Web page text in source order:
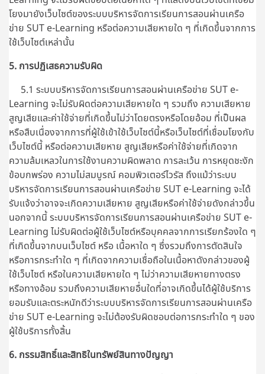
โยงมายังเว็บไซต์ของระบบบริหารจัดการเรียนการสอนผ่านเครือ
ข่าย SUT e-Learning หรือต่อความเสียหายใด ๆ ที่เกิดขึ้นจากการ
ใช้เว็บไซต์เหล่านั้น
5. การปฏิเสธความรับผิด
5.1 ระบบบริหารจัดการเรียนการสอนผ่านเครือข่าย SUT e-
Learning จะไม่รับผิดต่อความเสียหายใด ๆ รวมถึง ความเสียหาย
สูญเสียและค่าใช้จ่ายที่เกิดขึ้นไม่ว่าโดยตรงหรือโดยอ้อม ที่เป็นผล
หรือสืบเนื่องจากการที่ผู้ใช้เข้าใช้เว็บไซต์นี้หรือเว็บไซต์ที่เชื่อมโยงกับ
เว็บไซต์นี้ หรือต่อความเสียหาย สูญเสียหรือค่าใช้จ่ายที่เกิดจาก
ความล้มเหลวในการใช้งานความผิดพลาด การละเว้น การหยุดชะงัก
ข้อบกพร่อง ความไม่สมบูรณ์ คอมพิวเตอร์ไวรัส ถึงแม้ว่าระบบ
บริหารจัดการเรียนการสอนผ่านเครือข่าย SUT e-Learning จะได้
รับแจ้งว่าอาจจะเกิดความเสียหาย สูญเสียหรือค่าใช้จ่ายดังกล่าวขึ้น
นอกจากนี้ระบบบริหารจัดการเรียนการสอนผ่านเครือข่าย SUT e-
Learning ไม่รับผิดต่อผู้ใช้เว็บไซต์หรือบุคคลจากการเรียกร้องใด ๆ
ที่เกิดขึ้นจากบนเว็บไซต์ หรือ เนื้อหาใด ๆ ซึ่งรวมถึงการตัดสินใจ
หรือการกระทำใด ๆ ที่เกิดจากความเชื่อถือในเนื้อหาดังกล่าวของผู้
ใช้เว็บไซต์ หรือในความเสียหายใด ๆ ไม่ว่าความเสียหายทางตรง
หรือทางอ้อม รวมถึงความเสียหายอื่นใดที่อาจเกิดขึ้นได้ผู้ใช้บริการ
ยอมรับและตระหนักดีว่าระบบบริหารจัดการเรียนการสอนผ่านเครือ
ข่าย SUT e-Learning จะไม่ต้องรับผิดชอบต่อการกระทำใด ๆ ของ
ผู้ใช้บริการทั้งสิ้น
6. กรรมสิทธิ์และสิทธิในทรัพย์สินทางปัญญา